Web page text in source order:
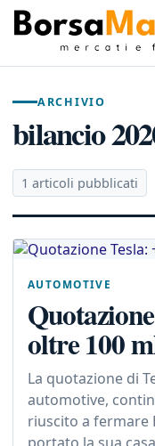
ARCHIVIO
bilancio
1 articoli pubblicati
AUTOMOTIVE
oltre 100
La quotazione di
automotive,
riuscito a fermare